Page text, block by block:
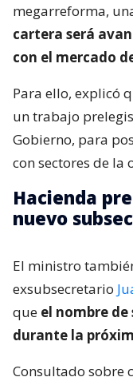
megarreforma,
cartera será
con el mercado
Para ello, explicó
un trabajo
Gobierno, para
con sectores de la
Hacienda
nuevo
El ministro
exsubsecretario
que el nombre de
durante la
Consultado sobre